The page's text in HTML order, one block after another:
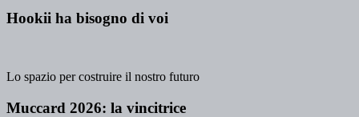
Hookii ha bisogno di voi
Lo spazio per costruire il nostro futuro
Muccard 2026: la vincitrice